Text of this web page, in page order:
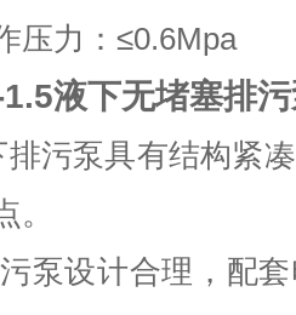
力：≤0.6Mpa
液下无堵塞排
泵具有结构紧凑
设计合理，配套